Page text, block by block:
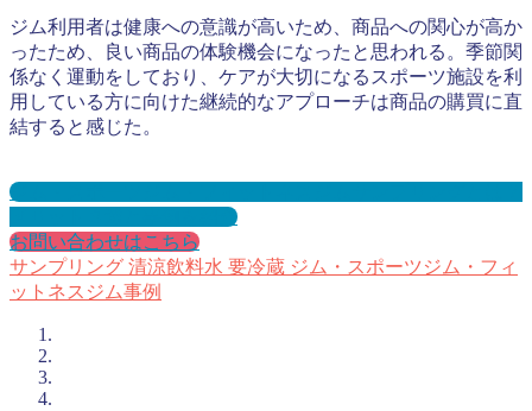
ジム利用者は健康への意識が高いため、商品への関心が高か
ったため、良い商品の体験機会になったと思われる。季節関
係なく運動をしており、ケアが大切になるスポーツ施設を利
用している方に向けた継続的なアプローチは商品の購買に直
結すると感じた。
ジム・スポーツジム・フィットネスジムサンプリングとは？
メリット３選と事例を紹介
お問い合わせはこちら
サンプリング 清涼飲料水 要冷蔵 ジム・スポーツジム・フィ
ットネスジム事例